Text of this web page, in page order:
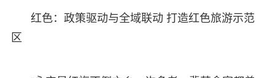
红色：政策驱动与全域联动 打造红色旅游示范
区